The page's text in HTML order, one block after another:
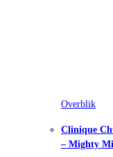
Overblik
Clinique
– Mighty